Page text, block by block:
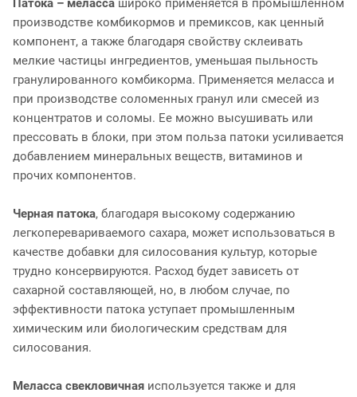
Патока – меласса широко применяется в промышленном
производстве комбикормов и премиксов, как ценный
компонент, а также благодаря свойству склеивать
мелкие частицы ингредиентов, уменьшая пыльность
гранулированного комбикорма. Применяется меласса и
при производстве соломенных гранул или смесей из
концентратов и соломы. Ее можно высушивать или
прессовать в блоки, при этом польза патоки усиливается
добавлением минеральных веществ, витаминов и
прочих компонентов.
Черная патока, благодаря высокому содержанию
легкоперевариваемого сахара, может использоваться в
качестве добавки для силосования культур, которые
трудно консервируются. Расход будет зависеть от
сахарной составляющей, но, в любом случае, по
эффективности патока уступает промышленным
химическим или биологическим средствам для
силосования.
Меласса свекловичная используется также и для